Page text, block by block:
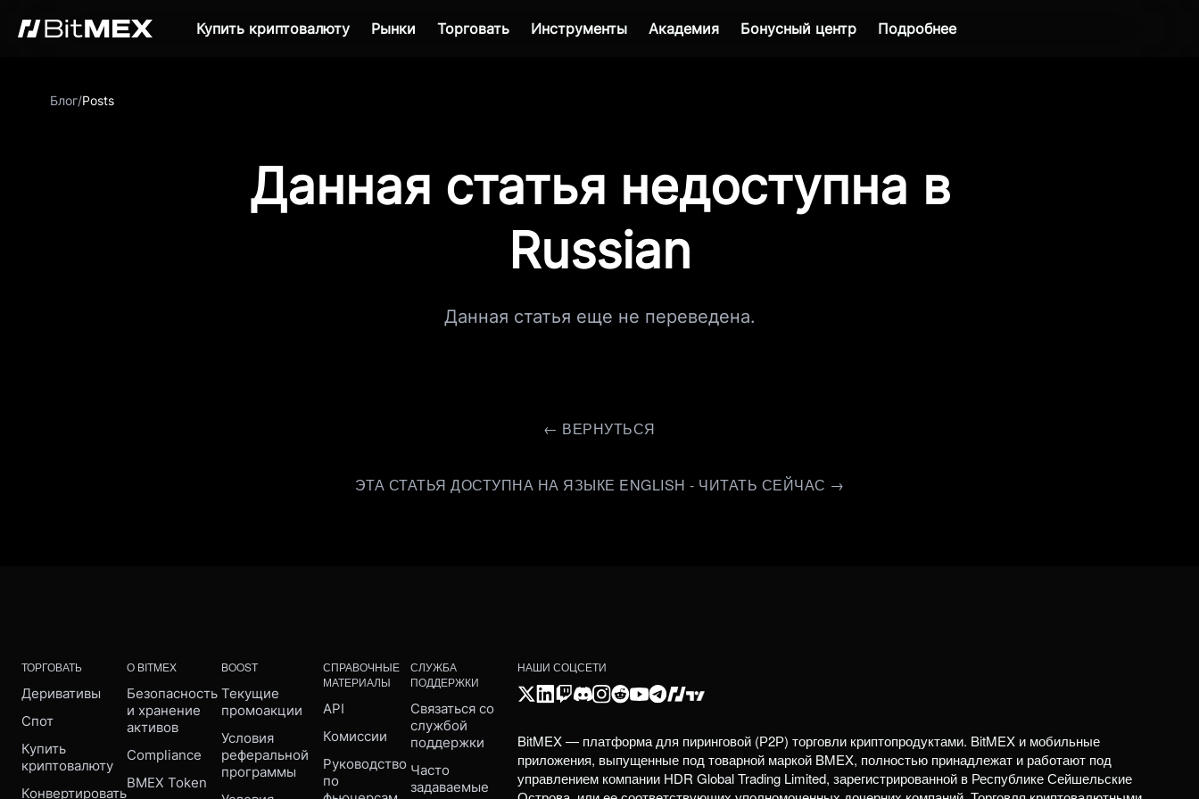
Купить криптовалюту Рынки Торговать Инструменты Академия Бонусный центр Подробнее
Блог/Posts
Данная статья недоступна в
Russian
Данная статья еще не переведена.
← ВЕРНУТЬСЯ
ЭТА СТАТЬЯ ДОСТУПНА НА ЯЗЫКЕ ENGLISH - ЧИТАТЬ СЕЙЧАС →
ТОРГОВАТЬ
Деривативы
Спот
Купить
криптовалюту
Конвертировать
О BITMEX
Безопасность
и хранение
активов
Compliance
BMEX Token
BOOST
Текущие
промоакции
Условия
реферальной
программы
СПРАВОЧНЫЕ
МАТЕРИАЛЫ
API
Комиссии
Руководство
по
СЛУЖБА
ПОДДЕРЖКИ
Связаться со
службой
поддержки
Часто
задаваемые
НАШИ СОЦСЕТИ
BitMEX — платформа для пиринговой (Р2Р) торговли криптопродуктами. BitMEX и мобильные
приложения, выпущенные под товарной маркой BMEX, полностью принадлежат и работают под
управлением компании HDR Global Trading Limited, зарегистрированной в Республике Сейшельские